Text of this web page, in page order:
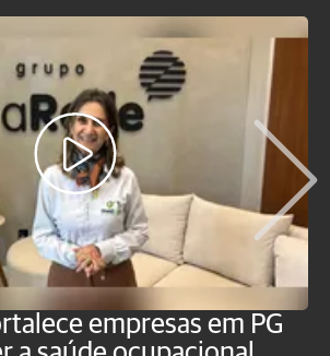
empresas em PG